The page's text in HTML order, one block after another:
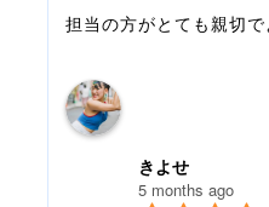
担当の方がとても親切で
きよせ
5 months ago